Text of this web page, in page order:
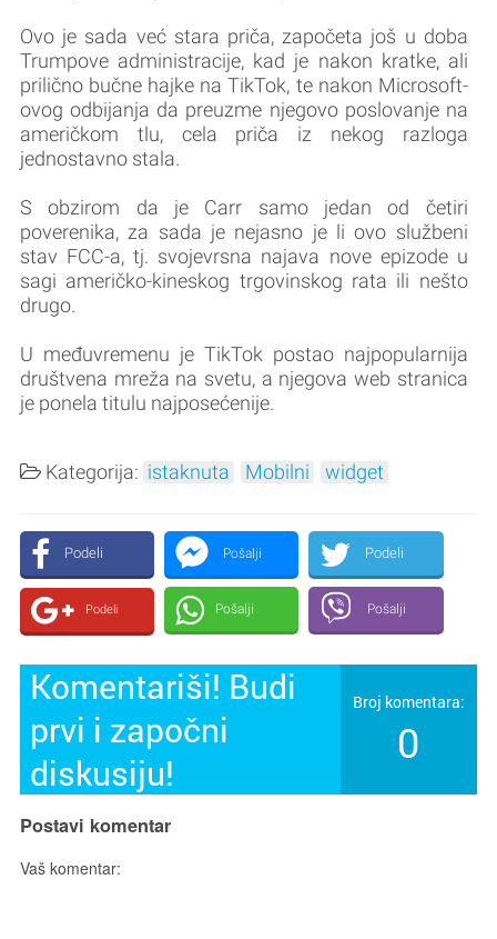
Ovo je sada već stara priča, započeta još u doba
Trumpove administracije, kad je nakon kratke, ali
prilično bučne hajke na TikTok, te nakon Microsoft-
ovog odbijanja da preuzme njegovo poslovanje na
američkom tlu, cela priča iz nekog razloga
jednostavno stala.
S obzirom da je Carr samo jedan od četiri
poverenika, za sada je nejasno je li ovo službeni
stav FCC-a, tj. svojevrsna najava nove epizode u
sagi američko-kineskog trgovinskog rata ili nešto
drugo.
U međuvremenu je TikTok postao najpopularnija
društvena mreža na svetu, a njegova web stranica
je ponela titulu najposećenije.
Kategorija: istaknuta Mobilni widget
Podeli Pošalji Podeli
Podeli Pošalji Pošalji
Komentariši! Budi
prvi i započni
diskusiju!
Broj komentara:
0
Postavi komentar
Vaš komentar: